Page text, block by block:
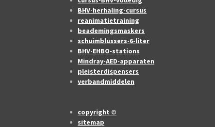
BHV-herhaling-cursus
reanimatietraining
beademingsmaskers
schuimblussers-6-liter
BHV-EHBO-stations
Mindray-AED-apparaten
pleisterdispensers
verbandmiddelen
copyright ©
sitemap